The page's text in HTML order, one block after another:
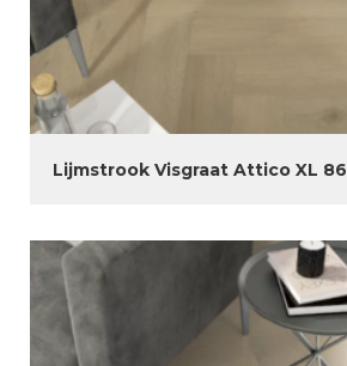
Lijmstrook Visgraat Attico XL 86